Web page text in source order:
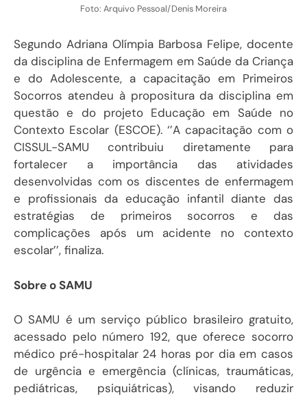
Foto: Arquivo Pessoal/Denis Moreira
Segundo Adriana Olímpia Barbosa Felipe, docente
da disciplina de Enfermagem em Saúde da Criança
e do Adolescente, a capacitação em Primeiros
Socorros atendeu à propositura da disciplina em
questão e do projeto Educação em Saúde no
Contexto Escolar (ESCOE). ‘’A capacitação com o
CISSUL-SAMU contribuiu diretamente para
fortalecer a importância das atividades
desenvolvidas com os discentes de enfermagem
e profissionais da educação infantil diante das
estratégias de primeiros socorros e das
complicações após um acidente no contexto
escolar’’, finaliza.
Sobre o SAMU
O SAMU é um serviço público brasileiro gratuito,
acessado pelo número 192, que oferece socorro
médico pré-hospitalar 24 horas por dia em casos
de urgência e emergência (clínicas, traumáticas,
pediátricas, psiquiátricas), visando reduzir